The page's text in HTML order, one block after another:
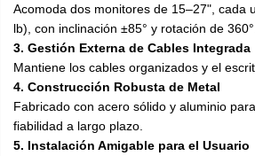
Acomoda dos monitores de 15–27", cada
lb), con inclinación ±85° y rotación de 360°.
3. Gestión Externa de Cables Integrada
Mantiene los cables organizados y el
4. Construcción Robusta de Metal
Fabricado con acero sólido y aluminio
fiabilidad a largo plazo.
5. Instalación Amigable para el Usuario